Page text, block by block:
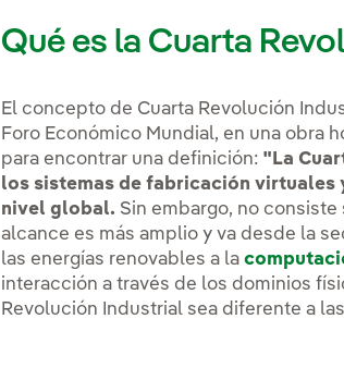
Qué es la Cuarta
El concepto de Cuarta Revolución
Foro Económico Mundial, en una obra
para encontrar una definición:"La
los sistemas de fabricación virtuales
nivel global. Sin embargo, no
alcance es más amplio y va desde la
las energías renovables a la
interacción a través de los dominios
Revolución Industrial sea diferente a